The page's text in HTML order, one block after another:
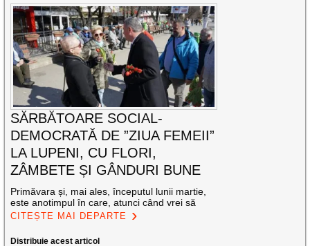
SĂRBĂTOARE SOCIAL-
DEMOCRATĂ DE ”ZIUA FEMEII”
LA LUPENI, CU FLORI,
ZÂMBETE ȘI GÂNDURI BUNE
Primăvara și, mai ales, începutul lunii martie,
este anotimpul în care, atunci când vrei să
CITEȘTE MAI DEPARTE
Distribuie acest articol